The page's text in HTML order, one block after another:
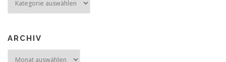
ARCHIV